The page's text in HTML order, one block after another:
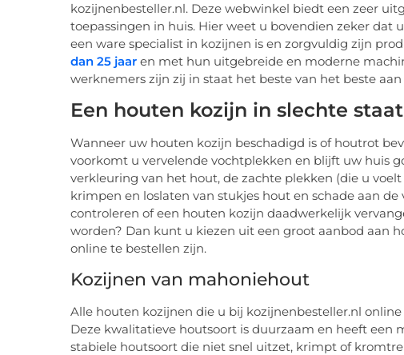
kozijnenbesteller.nl. Deze webwinkel biedt een zeer
toepassingen in huis. Hier weet u bovendien zeker dat
een ware specialist in kozijnen is en zorgvuldig zijn
dan 25 jaar en met hun uitgebreide en moderne
werknemers zijn zij in staat het beste van het beste
Een houten kozijn in slechte
Wanneer uw houten kozijn beschadigd is of houtrot
voorkomt u vervelende vochtplekken en blijft uw huis
verkleuring van het hout, de zachte plekken (die u
krimpen en loslaten van stukjes hout en schade aan
controleren of een houten kozijn daadwerkelijk
worden? Dan kunt u kiezen uit een groot aanbod aan
online te bestellen zijn.
Kozijnen van mahoniehout
Alle houten kozijnen die u bij kozijnenbesteller.nl
Deze kwalitatieve houtsoort is duurzaam en heeft een
stabiele houtsoort die niet snel uitzet, krimpt of